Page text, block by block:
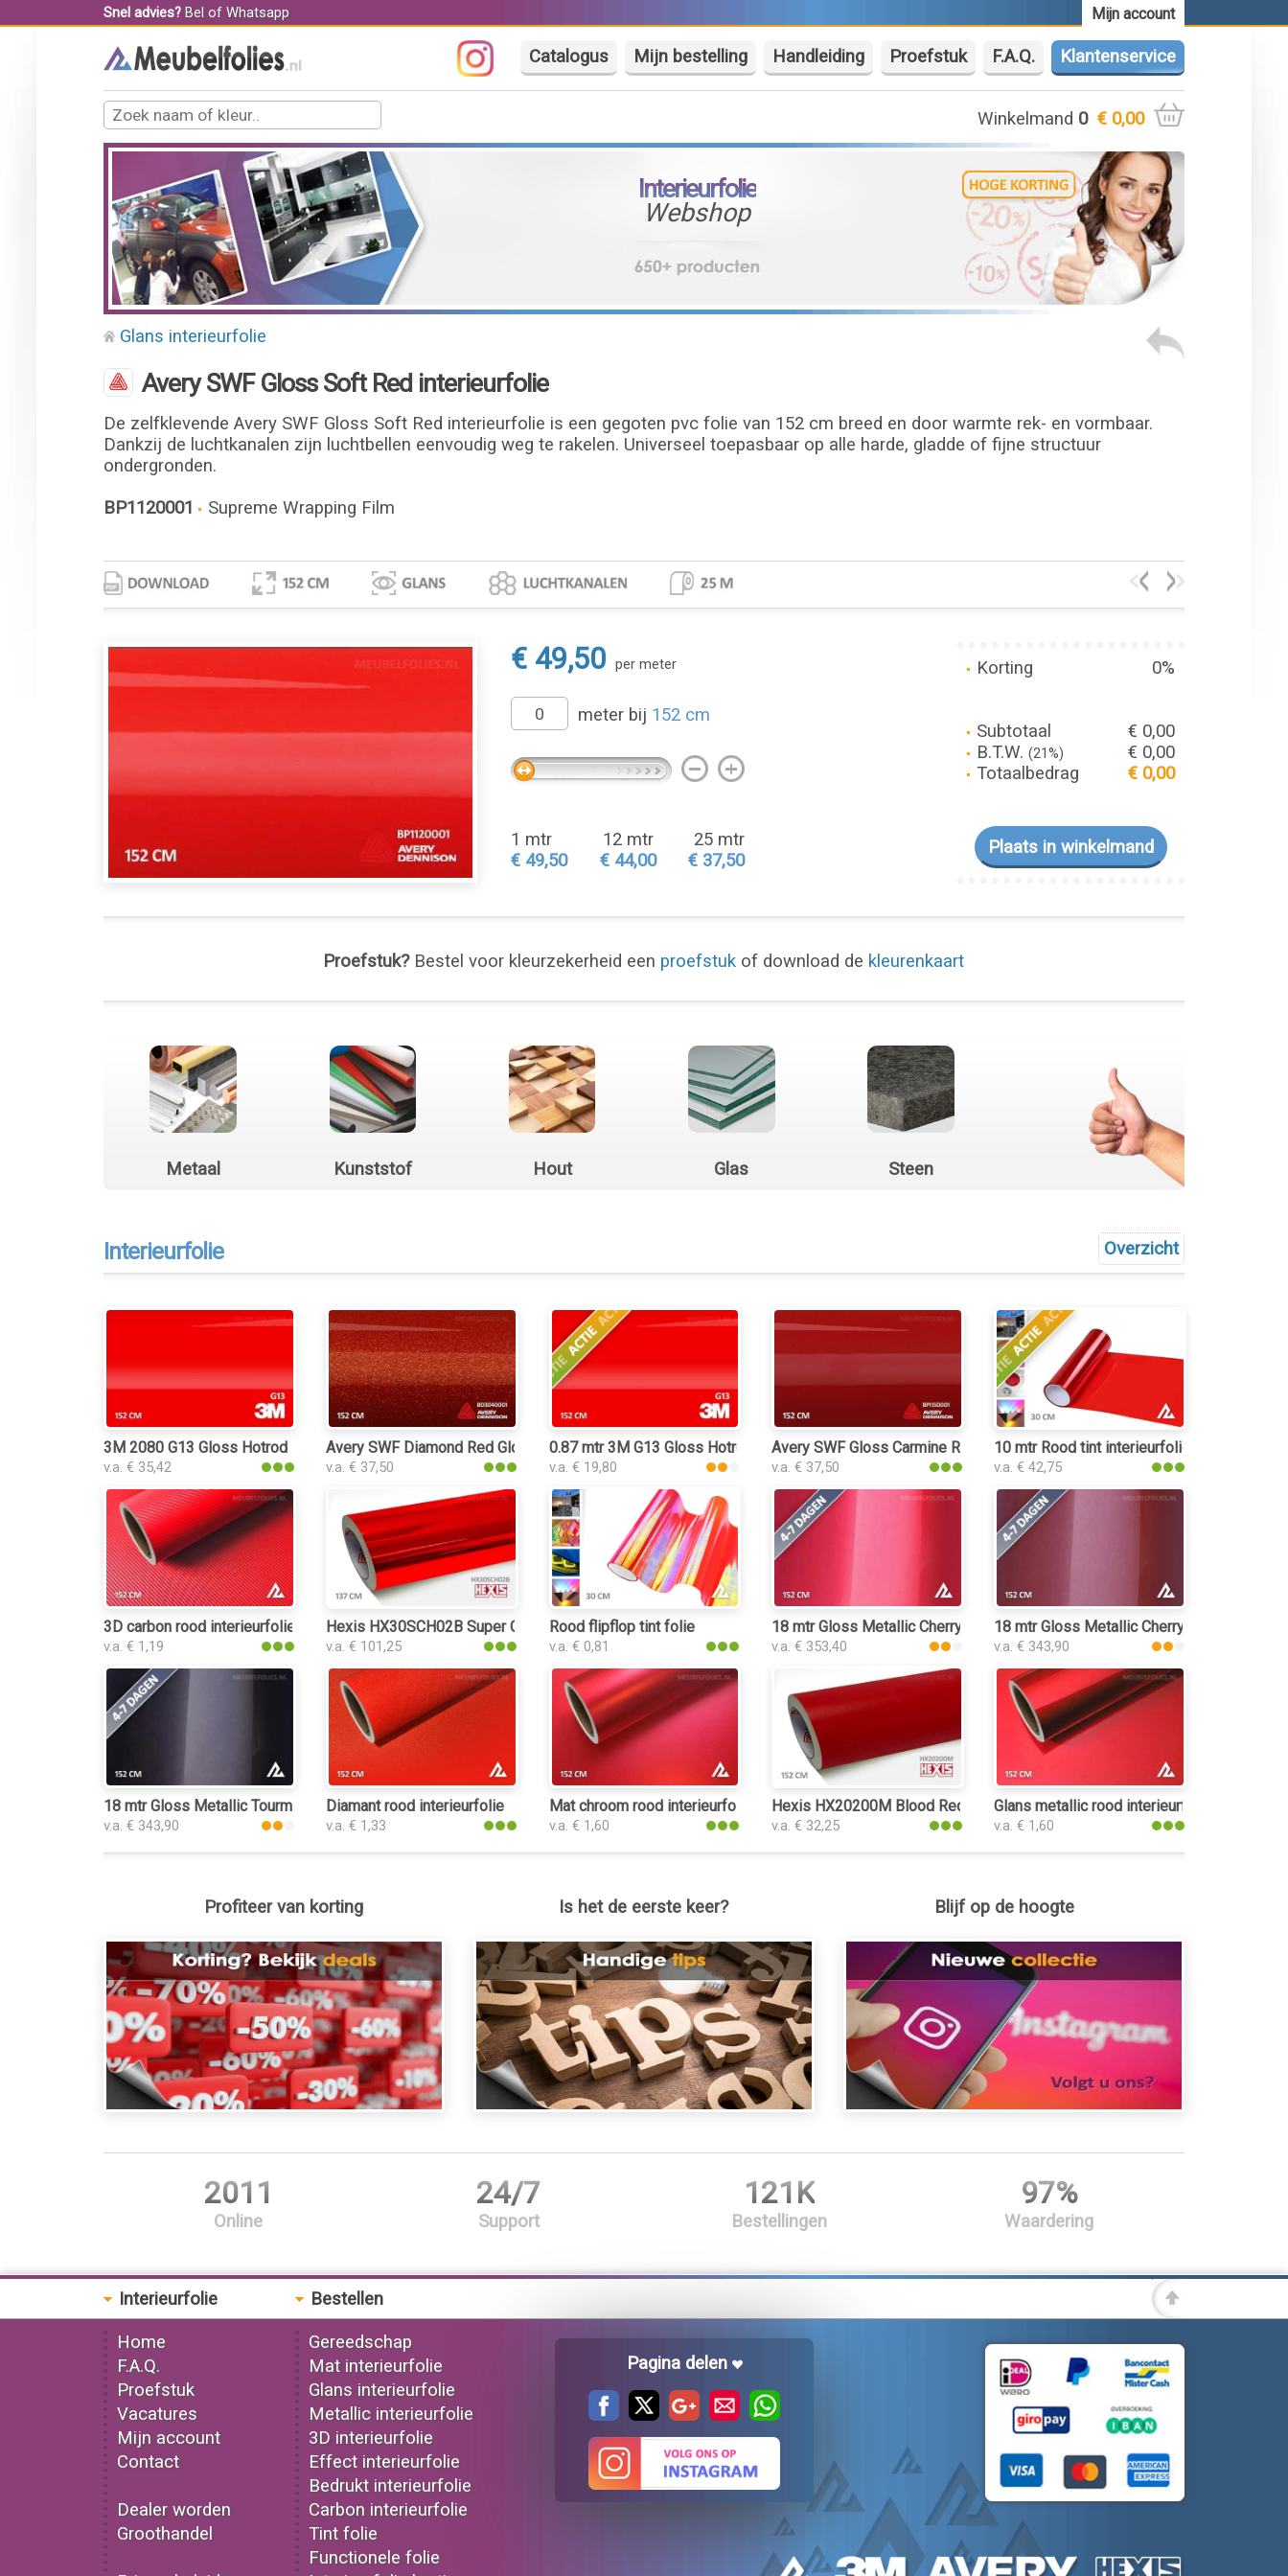
Mijn account
Snel advies? Belof Whatsapp
Catalogus Mijn bestelling Handleiding Proefstuk F.A.Q. Klantenservice
Winkelmand 0 € 0,00
Interieurfolie
Webshop
Glans interieurfolie
Avery SWF Gloss Soft Red interieurfolie
De zelfklevende Avery SWF Gloss Soft Red interieurfolie is een gegoten pvc folie van 152 cm breed en door warmte rek- en vormbaar.
Dankzij de luchtkanalen zijn luchtbellen eenvoudig weg te rakelen. Universeel toepasbaar op alle harde, gladde of fijne structuur
ondergronden.
BP1120001
Supreme Wrapping Film
€ 49,50 per meter
meter bij 152 cm
1 mtr
€ 49,50
12 mtr
€ 44,00
25 mtr
€ 37,50
Korting 0%
Subtotaal
€ 0,00
B.T.W. (21%)
€ 0,00
Totaalbedrag
€ 0,00
Proefstuk?Bestel voor kleurzekerheid een proefstuk of download de kleurenkaart
Metaal Kunststof Hout Glas Steen
Overzicht
Interieurfolie
3M 2080 G13 Gloss Hotrod Red interieurfolie
v.a. € 35,42
Avery SWF Diamond Red Gloss interieurfolie
v.a. € 37,50
0.87 mtr 3M G13 Gloss Hotrod Red
v.a. € 19,80
Avery SWF Gloss Carmine Red interieurfolie
v.a. € 37,50
10 mtr Rood tint interieurfolie
v.a. € 42,75
3D carbon rood interieurfolie
v.a. € 1,19
Hexis HX30SCH02B Super Chrome Red Gloss interieurfolie
v.a. € 101,25
Rood flipflop tint folie
v.a. € 0,81
18 mtr Gloss Metallic Cherry Red 3068 interieurfolie
v.a. € 353,40
18 mtr Gloss Metallic Cherry Red 3160
v.a. € 343,90
18 mtr Gloss Metallic Tourmaline Red 3177 interieurfolie
v.a. € 343,90
Diamant rood interieurfolie
v.a. € 1,33
Mat chroom rood interieurfolie
v.a. € 1,60
Hexis HX20200M Blood Red Matt interieurfolie
v.a. € 32,25
Glans metallic rood interieurfolie
v.a. € 1,60
Profiteer van korting Is het de eerste keer? Blijf op de hoogte
2011
Online
24/7
Support
121K
Bestellingen
97%
Waardering
Interieurfolie
Home
F.A.Q.
Proefstuk
Vacatures
Mijn account
Contact
Dealer worden
Groothandel
Bestellen
Gereedschap
Mat interieurfolie
Glans interieurfolie
Metallic interieurfolie
3D interieurfolie
Effect interieurfolie
Bedrukt interieurfolie
Carbon interieurfolie
Tint folie
Functionele folie
Pagina delen